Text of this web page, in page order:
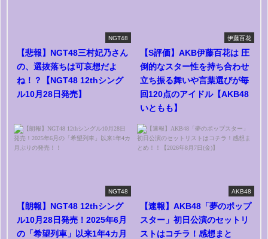
NGT48
【悲報】NGT48三村妃乃さん
の、選抜落ちは可哀想だよ
ね！？【NGT48 12thシング
ル10月28日発売】
伊藤百花
【S評価】AKB伊藤百花は 圧
倒的なスター性を持ち合わせ
立ち振る舞いや言葉選びが毎
回120点のアイドル【AKB48
いともも】
NGT48
【朗報】NGT48 12thシング
ル10月28日発売！2025年6月
の「希望列車」以来1年4カ月
AKB48
【速報】AKB48「夢のポップ
スター」初日公演のセットリ
ストはコチラ！感想まと